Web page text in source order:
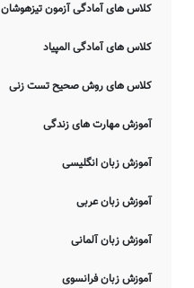
کلاس های آمادگی آزمون تیزهوشان
کلاس های آمادگی المپیاد
کلاس های روش صحیح تست زنی
آموزش مهارت های زندگی
آموزش زبان انگلیسی
آموزش زبان عربی
آموزش زبان آلمانی
آموزش زبان فرانسوی